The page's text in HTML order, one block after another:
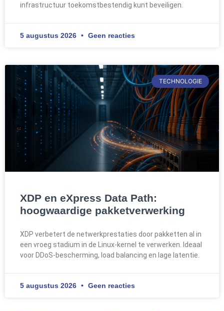
infrastructuur toekomstbestendig kunt beveiligen.
5 augustus 2026 Geen reacties
TECHNOLOGIE
XDP en eXpress Data Path:
hoogwaardige pakketverwerking
XDP verbetert de netwerkprestaties door pakketten al in
een vroeg stadium in de Linux-kernel te verwerken. Ideaal
voor DDoS-bescherming, load balancing en lage latentie.
5 augustus 2026 Geen reacties